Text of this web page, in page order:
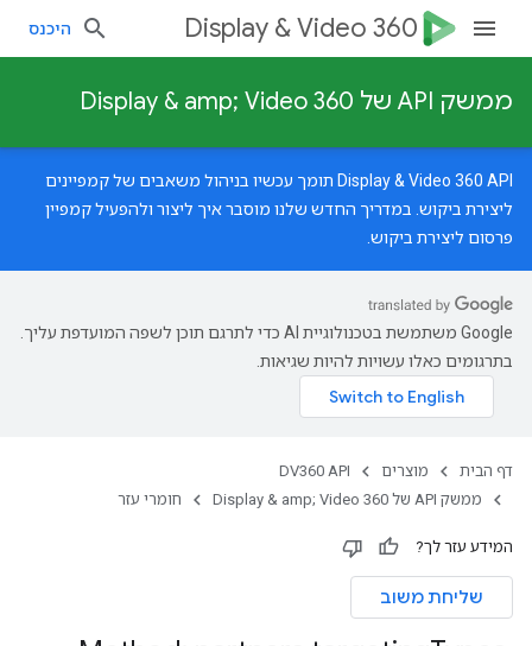
Display & Video 360 היכנס
ממשק API של Display & amp; Video 360
‫Display & Video 360 API תומך עכשיו בניהול משאבים של קמפיינים
ליצירת ביקוש. במדריך החדש שלנו מוסבר איך ליצור ולהפעיל קמפיין
פרסום ליצירת ביקוש.
‫Google משתמשת בטכנולוגיית AI כדי לתרגם תוכן לשפה המועדפת עליך.
בתרגומים כאלו עשויות להיות שגיאות.
דף הבית מוצרים
DV360 API
ממשק API של Display & amp; Video 360
חומרי עזר
המידע עזר לך?
שליחת משוב